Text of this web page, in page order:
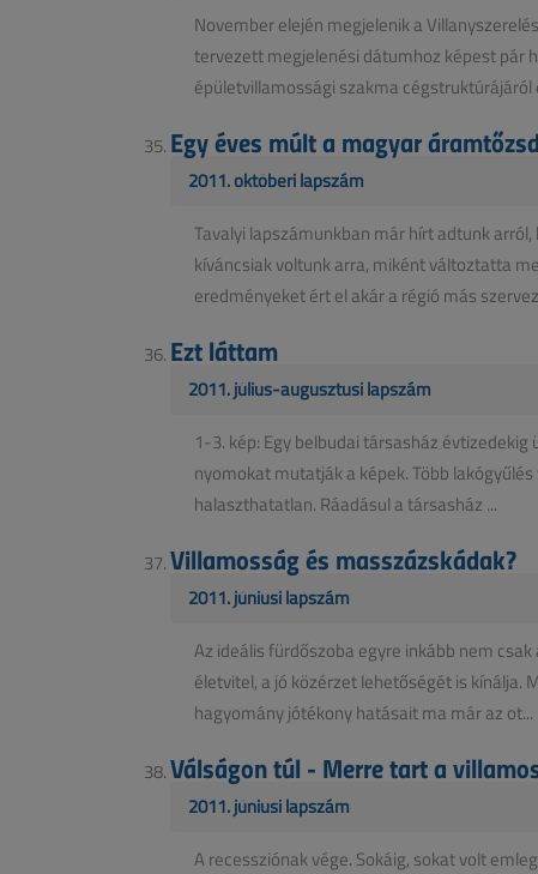
November elején megjelenik a
tervezett megjelenési dátumhoz képest pár
épületvillamossági szakma cégstruktúrájáról
Egy éves múlt a magyar
2011. októberi lapszám
Tavalyi lapszámunkban már hírt adtunk
kíváncsiak voltunk arra, miként változtatta
eredményeket ért el akár a régió más
Ezt láttam
2011. július-augusztusi lapszám
1-3. kép: Egy belbudai társasház
nyomokat mutatják a képek. Több
halaszthatatlan. Ráadásul a társasház ...
Villamosság és masszázskádak?
2011. júniusi lapszám
Az ideális fürdőszoba egyre inkább nem
életvitel, a jó közérzet lehetőségét is kínálja.
hagyomány jótékony hatásait ma már az ot...
Válságon túl - Merre tart a
2011. júniusi lapszám
A recessziónak vége. Sokáig, sokat volt